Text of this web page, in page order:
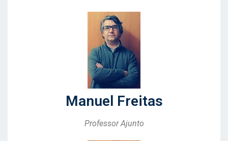
Manuel Freitas
Professor Ajunto